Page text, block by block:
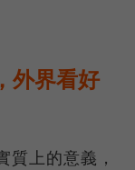
外界看好
質上的意義，